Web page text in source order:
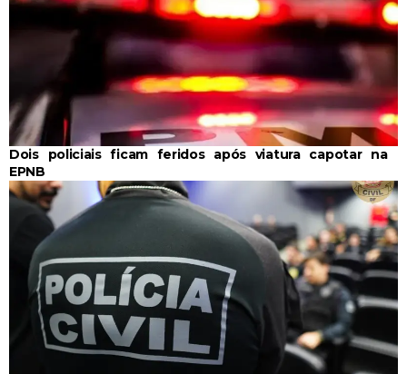
Dois policiais ficam feridos após viatura capotar na
EPNB